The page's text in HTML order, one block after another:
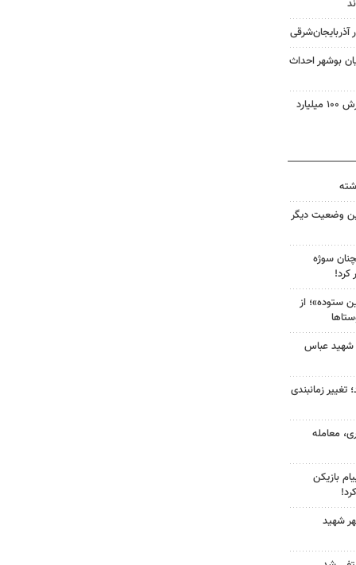
بوشهر احداث
تاجره: ۱۰ تن کالای قاچاق به ارزش ۱۰۰ میلیارد
وضعیت دیگر
سوژه
کرد!
ستوده»؛ از
شهید عباس
تغییر زمانبندی
معامله
بازیکن
شهید